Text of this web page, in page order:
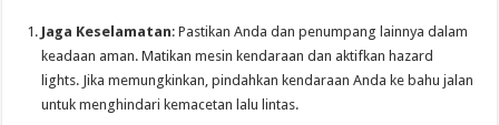
Jaga Keselamatan: Pastikan Anda dan penumpang lainnya dalam
keadaan aman. Matikan mesin kendaraan dan aktifkan hazard
lights. Jika memungkinkan, pindahkan kendaraan Anda ke bahu jalan
untuk menghindari kemacetan lalu lintas.